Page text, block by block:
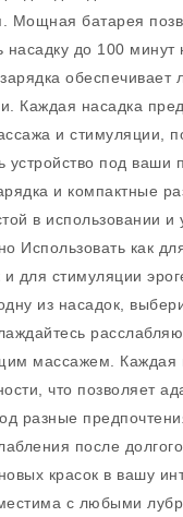
Мощная батарея
насадку до 100 минут
обеспечивает
Каждая насадка
и стимуляции,
устройство под ваши
и компактные
в использовании и
Использовать как
и для стимуляции
из насадок,
массажем. Каждая
что позволяет
разные
после
красок в вашу
с любыми